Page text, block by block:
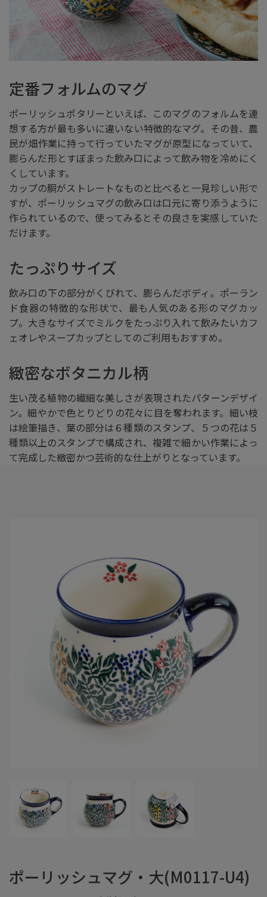
定番フォルムのマグ
ポーリッシュポタリーといえば、このマグのフォルムを連
想する方が最も多いに違いない特徴的なマグ。その昔、農
民が畑作業に持って行っていたマグが原型になっていて、
膨らんだ形とすぼまった飲み口によって飲み物を冷めにく
くしています。
カップの胴がストレートなものと比べると一見珍しい形で
すが、ポーリッシュマグの飲み口は口元に寄り添うように
作られているので、使ってみるとその良さを実感していた
だけます。
たっぷりサイズ
飲み口の下の部分がくびれて、膨らんだボディ。ポーラン
ド食器の特徴的な形状で、最も人気のある形のマグカッ
プ。大きなサイズでミルクをたっぷり入れて飲みたいカフ
ェオレやスープカップとしてのご利用もおすすめ。
緻密なボタニカル柄
生い茂る植物の繊細な美しさが表現されたパターンデザイ
ン。細やかで色とりどりの花々に目を奪われます。細い枝
は絵筆描き、葉の部分は６種類のスタンプ、５つの花は５
種類以上のスタンプで構成され、複雑で細かい作業によっ
て完成した緻密かつ芸術的な仕上がりとなっています。
ポーリッシュマグ・大(M0117-U4)